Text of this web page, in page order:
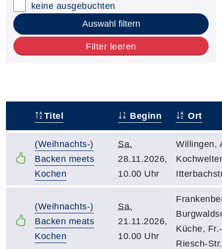
keine ausgebuchten
Auswahl filtern
Filter leeren
Titel Beginn Ort
(Weihnachts-)
Backen meets
Kochen
Sa.
28.11.2026,
10.00 Uhr
Willingen,
(Weihnachts-)
Backen meats
Kochen
Sa.
21.11.2026,
10.00 Uhr
Küche, Fr.-
Riesch-